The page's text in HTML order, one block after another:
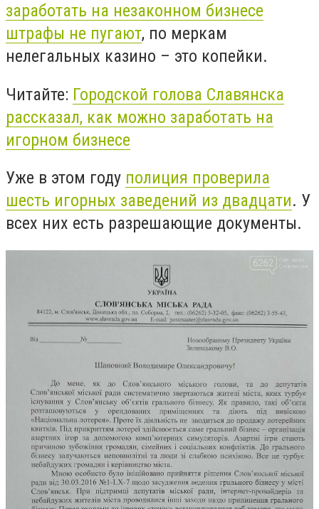
заработать на незаконном бизнесе
штрафы не пугают, по меркам
нелегальных казино – это копейки.
Читайте: Городской голова Славянска
рассказал, как можно заработать на
игорном бизнесе
Уже в этом году полиция проверила
шесть игорных заведений из двадцати. У
всех них есть разрешающие документы.